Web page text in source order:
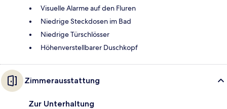
Visuelle Alarme auf den Fluren
Niedrige Steckdosen im Bad
Niedrige Türschlösser
Höhenverstellbarer Duschkopf
Zimmerausstattung
Zur Unterhaltung